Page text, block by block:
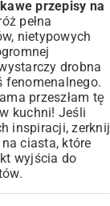
przepisy na
pełna
nietypowych
drobna
fenomenalnego.
przeszłam tę
kuchni! Jeśli
inspiracji, zerknij
ciasta, które
wyjścia do